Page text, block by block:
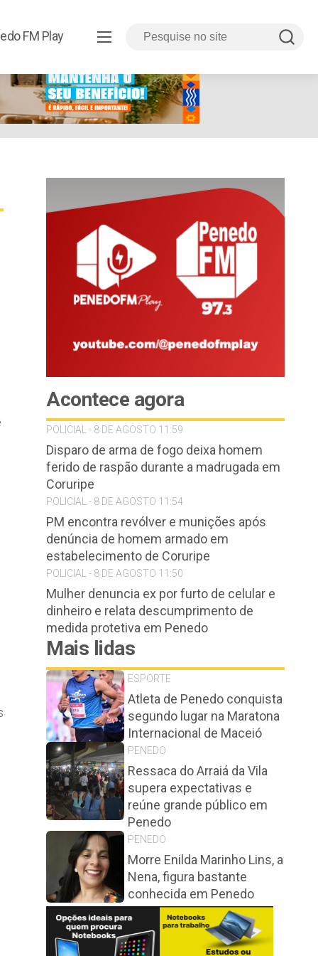
FM Play
Acontece agora
POLICIAL - 8 DE AGOSTO 11:59
Disparo de arma de fogo deixa homem
ferido de raspão durante a madrugada em
Coruripe
POLICIAL - 8 DE AGOSTO 11:54
PM encontra revólver e munições após
denúncia de homem armado em
estabelecimento de Coruripe
POLICIAL - 8 DE AGOSTO 11:50
Mulher denuncia ex por furto de celular e
dinheiro e relata descumprimento de
medida protetiva em Penedo
Mais lidas
ESPORTE
Atleta de Penedo conquista
segundo lugar na Maratona
Internacional de Maceió
PENEDO
Ressaca do Arraiá da Vila
supera expectativas e
reúne grande público em
Penedo
PENEDO
Morre Enilda Marinho Lins, a
Nena, figura bastante
conhecida em Penedo